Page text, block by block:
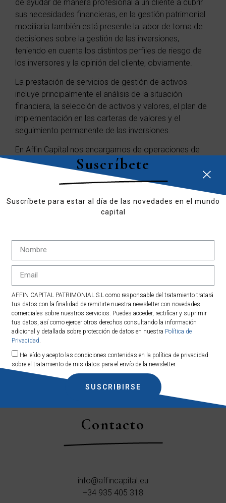
de ayudar de manera profesional a un cliente a cubrir
sus necesidades financieras, en la gestión patrimonial
mobiliaria también está presente la labor de toma de
decisiones sobre la gestión de las inversiones,
teniendo en cuenta los distintos perfiles de riesgo de
los inversores y la opinión del cliente, obviamente.
La prestación de servicios de gestión de activos
incluye principalmente el análisis de la situación
financiera, la selección de activos y valores, el plan de
implementación en las carteras de valores y el
seguimiento permanente de las inversiones.
En Affin Capital nos encargamos de operaciones de
inversión tradicional, fondos de inversión, planes de
pensiones, gestión delegada, asesoramiento a nivel
fiscal, patrimonial, seguros de vida, ISR (acrónimo de
Inversiones Socialmente Responsables), relacionadas
con el plano hipotecario, de eficiencia energética,
En definitiva, la máxima de Affin Capital es orientar las
carteras para preservar y hacer crecer el capital de los
clientes y calibrar las oportunidades de inversión de
forma que se extraiga el máximo potencial de
inversión con el mínimo riesgo posible. ¿Quieres más
información?
Contacto
info@affincapital.eu
+34 935 405 318
Suscríbete
Suscríbete para estar al día de las novedades en el mundo
capital
AFFIN CAPITAL PATRIMONIAL S.L como responsable del tratamiento tratará
tus datos con la finalidad de remitirte nuestra newsletter con novedades
comerciales sobre nuestros servicios. Puedes acceder, rectificar y suprimir
tus datos, así como ejercer otros derechos consultando la información
adicional y detallada sobre protección de datos en nuestra Política de
Privacidad
He leído y acepto las condiciones contenidas en la política de privacidad
sobre el tratamiento de mis datos para el envío de la newsletter.
SUSCRIBIRSE